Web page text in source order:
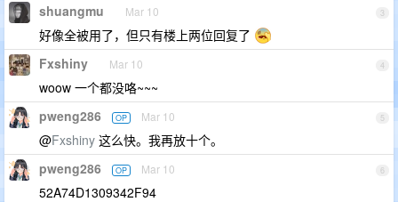
3
shuangmu Mar 10
好像全被用了，但只有楼上两位回复了
4
Fxshiny Mar 10
woow 一个都没咯~~~
5
pweng286 OP Mar 10
@Fxshiny 这么快。我再放十个。
6
pweng286 OP Mar 10
52A74D1309342F94